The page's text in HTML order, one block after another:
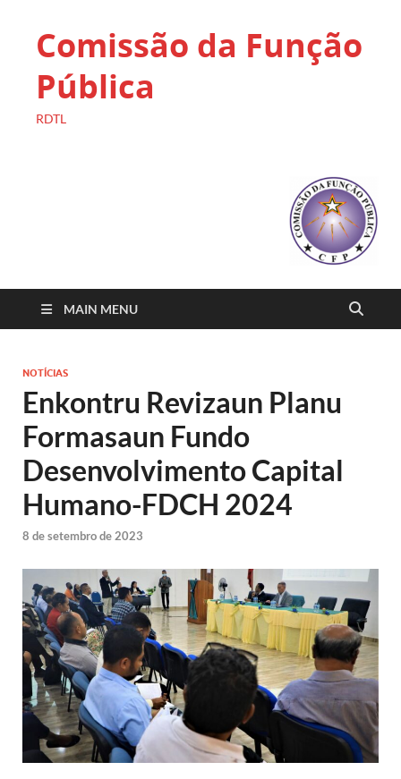
Comissão da Função
Pública
RDTL
MAIN MENU
NOTÍCIAS
Enkontru Revizaun Planu
Formasaun Fundo
Desenvolvimento Capital
Humano-FDCH 2024
8 de setembro de 2023